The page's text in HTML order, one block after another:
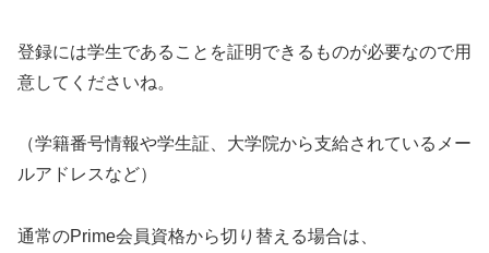
登録には学生であることを証明できるものが必要なので用
意してくださいね。
（学籍番号情報や学生証、大学院から支給されているメー
ルアドレスなど）
通常のPrime会員資格から切り替える場合は、